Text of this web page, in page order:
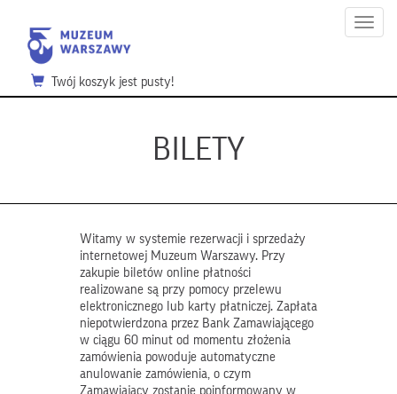
Menu
Twój koszyk jest pusty!
BILETY
Witamy w systemie rezerwacji i sprzedaży
internetowej Muzeum Warszawy. Przy
zakupie biletów online płatności
realizowane są przy pomocy przelewu
elektronicznego lub karty płatniczej. Zapłata
niepotwierdzona przez Bank Zamawiającego
w ciągu 60 minut od momentu złożenia
zamówienia powoduje automatyczne
anulowanie zamówienia, o czym
Zamawiający zostanie poinformowany w